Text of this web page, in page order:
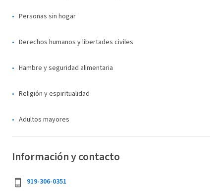
Personas sin hogar
Derechos humanos y libertades civiles
Hambre y seguridad alimentaria
Religión y espiritualidad
Adultos mayores
Información y contacto
919-306-0351